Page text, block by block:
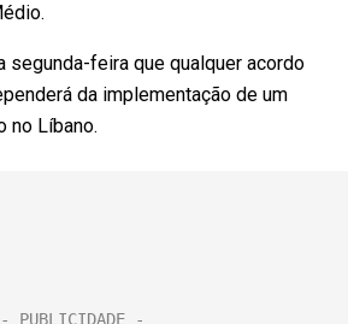
segunda-feira que qualquer acordo
da implementação de um
no Líbano.